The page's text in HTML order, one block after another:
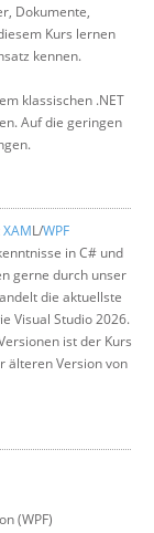
Dokumente,
Kurs lernen
kennen.
klassischen .NET
Auf die geringen
XAML/WPF
in C# und
gerne durch unser
die aktuellste
Visual Studio 2026.
ist der Kurs
älteren Version von
(WPF)